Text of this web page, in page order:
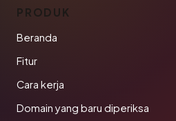
PRODUK
Beranda
Fitur
Cara kerja
Domain yang baru diperiksa